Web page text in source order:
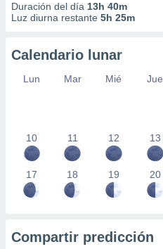
Duración del día 13h 40m
Luz diurna restante 5h 25m
Calendario lunar
Lun Mar Mié Jue
10 11 12 13
17 18 19 20
Compartir predicción